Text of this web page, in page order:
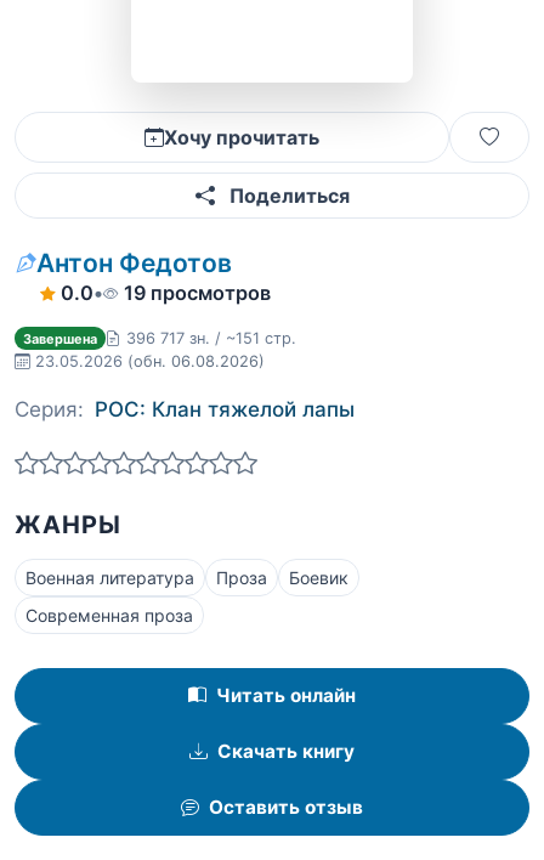
Хочу прочитать
Поделиться
Антон Федотов
0.0• 19 просмотров
Завершена
396 717 зн. / ~151 стр.
23.05.2026 (обн. 06.08.2026)
Серия: РОС: Клан тяжелой лапы
ЖАНРЫ
Военная литература Проза
Боевик
Современная проза
Читать онлайн
Скачать книгу
Оставить отзыв